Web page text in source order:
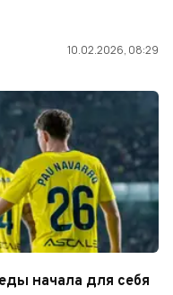
10.02.2026, 08:29
начала для себя